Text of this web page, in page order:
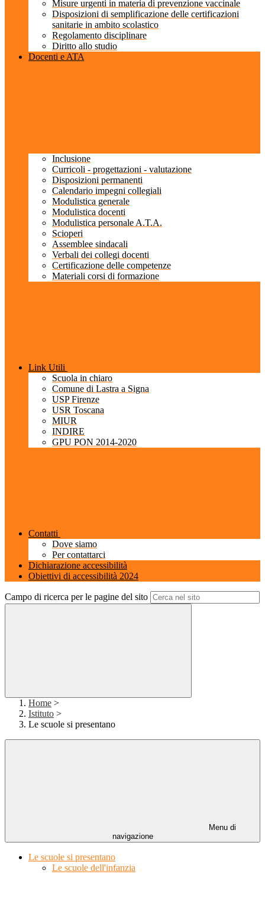
Misure urgenti in materia di prevenzione vaccinale
Disposizioni di semplificazione delle certificazioni
sanitarie in ambito scolastico
Regolamento disciplinare
Diritto allo studio
Docenti e ATA
Inclusione
Curricoli - progettazioni - valutazione
Disposizioni permanenti
Calendario impegni collegiali
Modulistica generale
Modulistica docenti
Modulistica personale A.T.A.
Scioperi
Assemblee sindacali
Verbali dei collegi docenti
Certificazione delle competenze
Materiali corsi di formazione
Link Utili
Scuola in chiaro
Comune di Lastra a Signa
USP Firenze
USR Toscana
MIUR
INDIRE
GPU PON 2014-2020
Contatti
Dove siamo
Per contattarci
Dichiarazione accessibilità
Obiettivi di accessibilità 2024
Campo di ricerca per le pagine del sito
Home >
Istituto >
Le scuole si presentano
Menu di
navigazione
Le scuole si presentano
Le scuole dell'infanzia